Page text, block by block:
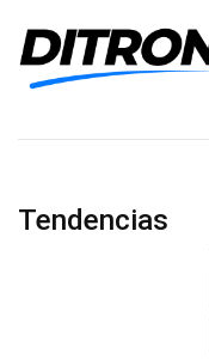
Tendencias